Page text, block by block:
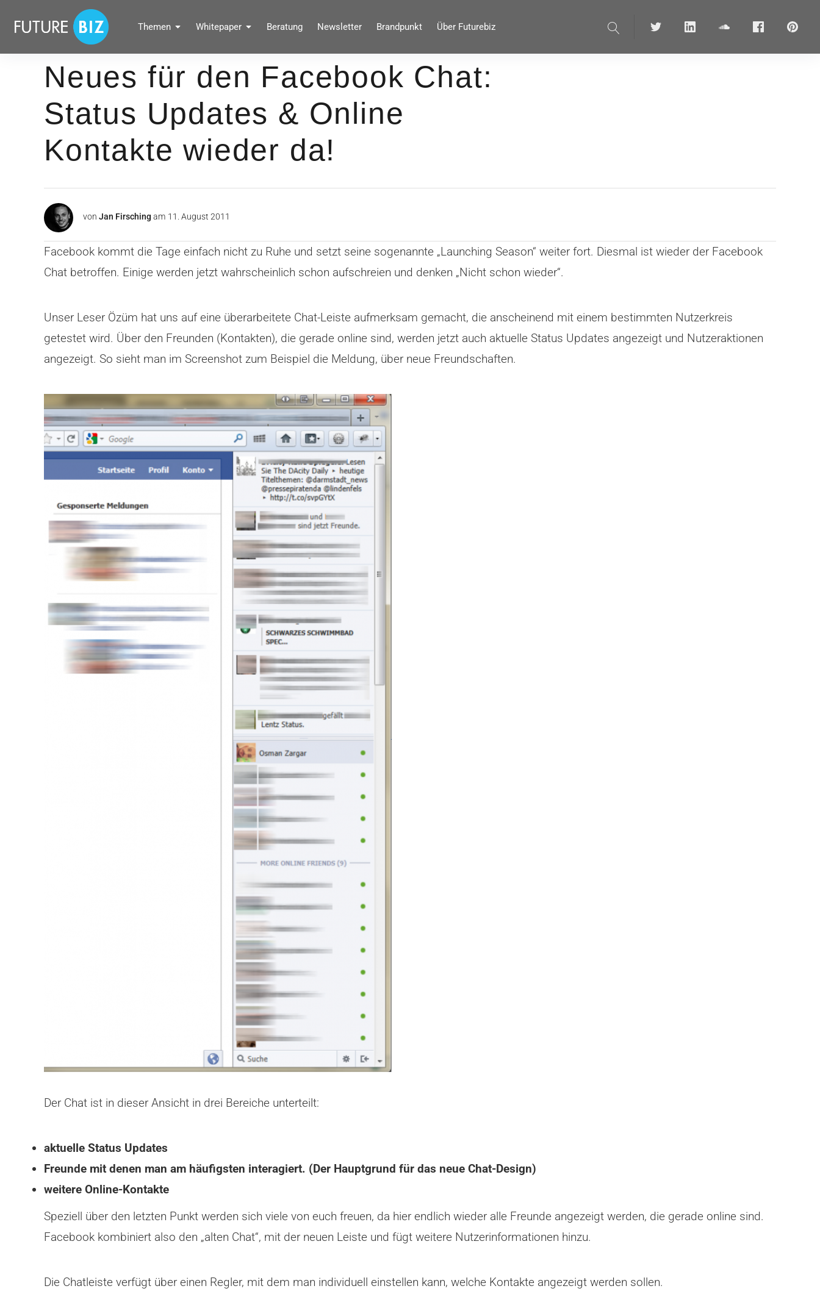
überspringen
FUTUREBIZ
Social Media Marketing Blog für Unternehmen by BRANDPUNKT
Themen Whitepaper Beratung Newsletter Brandpunkt Über Futurebiz
Suche Twitter linkedin soundcloudFacebook
Neues für den Facebook Chat:
Status Updates & Online
Kontakte wieder da!
von Jan Firsching am 11. August 2011
Facebook kommt die Tage einfach nicht zu Ruhe und setzt seine sogenannte „Launching Season“ weiter fort. Diesmal ist wieder der Facebook
Chat betroffen. Einige werden jetzt wahrscheinlich schon aufschreien und denken „Nicht schon wieder“.
Unser Leser Özüm hat uns auf eine überarbeitete Chat-Leiste aufmerksam gemacht, die anscheinend mit einem bestimmten Nutzerkreis
getestet wird. Über den Freunden (Kontakten), die gerade online sind, werden jetzt auch aktuelle Status Updates angezeigt und Nutzeraktionen
angezeigt. So sieht man im Screenshot zum Beispiel die Meldung, über neue Freundschaften.
Der Chat ist in dieser Ansicht in drei Bereiche unterteilt:
aktuelle Status Updates
Freunde mit denen man am häufigsten interagiert. (Der Hauptgrund für das neue Chat-Design)
weitere Online-Kontakte
Speziell über den letzten Punkt werden sich viele von euch freuen, da hier endlich wieder alle Freunde angezeigt werden, die gerade online sind.
Facebook kombiniert also den „alten Chat“, mit der neuen Leiste und fügt weitere Nutzerinformationen hinzu.
Die Chatleiste verfügt über einen Regler, mit dem man individuell einstellen kann, welche Kontakte angezeigt werden sollen.